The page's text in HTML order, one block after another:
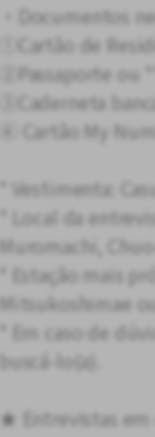
・Documentos
①Cartão de
②Passaporte ou
③Caderneta
④ Cartão My
* Vestimenta:
* Local da
Muromachi,
* Estação mais
Mitsukoshimae
* Em caso de
buscá-lo(a).
★ Entrevistas